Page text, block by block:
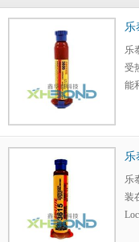
乐
乐
受
能
乐
乐
装